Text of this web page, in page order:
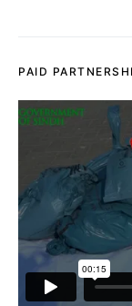
PAID